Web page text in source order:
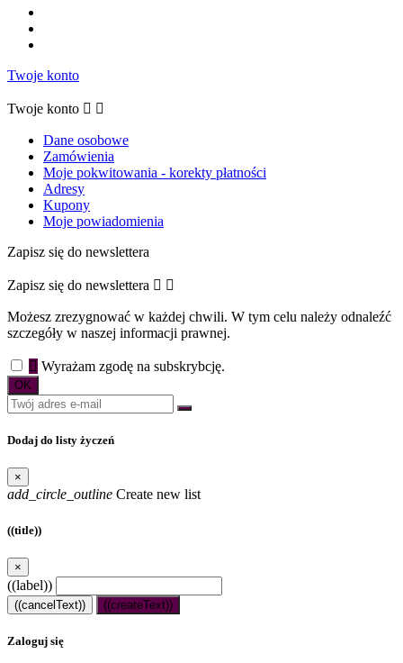
Twoje konto
Twoje konto  
Dane osobowe
Zamówienia
Moje pokwitowania - korekty płatności
Adresy
Kupony
Moje powiadomienia
Zapisz się do newslettera
Zapisz się do newslettera  
Możesz zrezygnować w każdej chwili. W tym celu należy odnaleźć
szczegóły w naszej informacji prawnej.
 Wyrażam zgodę na subskrybcję.
Dodaj do listy życzeń
×
add_circle_outline Create new list
((title))
×
((label))
((cancelText)) ((createText))
Zaloguj się